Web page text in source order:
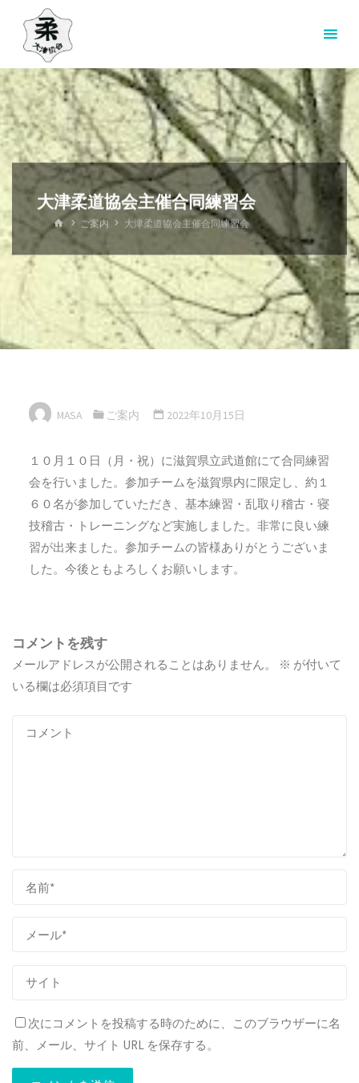
ン
ツ
へ
ス
大津柔道協会主催合同練習会
ホ
ー
ム
ご案内 大津柔道協会主催合同練習会
MASA ご案内 2022年10月15日
１０月１０日（月・祝）に滋賀県立武道館にて合同練習
会を行いました。参加チームを滋賀県内に限定し、約１
６０名が参加していただき、基本練習・乱取り稽古・寝
技稽古・トレーニングなど実施しました。非常に良い練
習が出来ました。参加チームの皆様ありがとうございま
した。今後ともよろしくお願いします。
コメントを残す
メールアドレスが公開されることはありません。 ※ が付いて
いる欄は必須項目です
次にコメントを投稿する時のために、このブラウザーに名
前、メール、サイト URL を保存する。